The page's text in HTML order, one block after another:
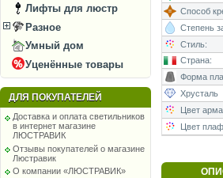
Лифты для люстр
Разное
Умный дом
Уценённые товары
ДЛЯ ПОКУПАТЕЛЕЙ
Доставка и оплата светильников
в интернет магазине
ЛЮСТРАВИК
Отзывы покупателей о магазине
Люстравик
О компании «ЛЮСТРАВИК»
Способ
Степень
Стиль:
Страна:
Форма
Хрусталь
Цвет
Цвет